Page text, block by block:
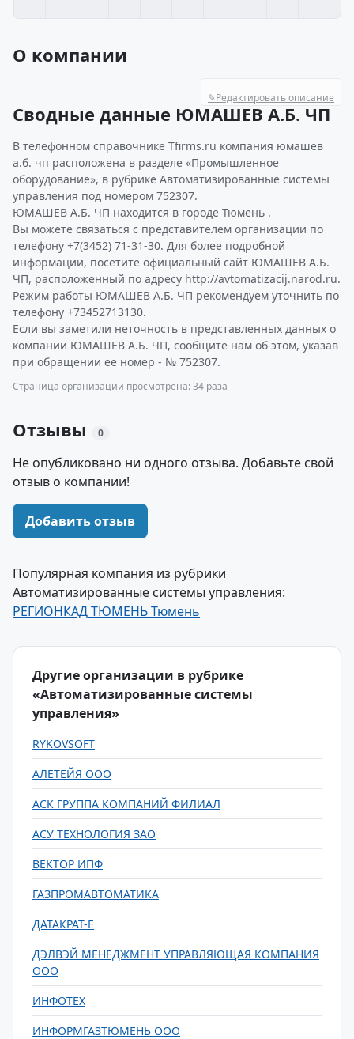
О компании
✎Редактировать описание
Сводные данные ЮМАШЕВ А.Б. ЧП
В телефонном справочнике Tfirms.ru компания юмашев
а.б. чп расположена в разделе «Промышленное
оборудование», в рубрике Автоматизированные системы
управления под номером 752307.
ЮМАШЕВ А.Б. ЧП находится в городе Тюмень .
Вы можете связаться с представителем организации по
телефону +7(3452) 71-31-30. Для более подробной
информации, посетите официальный сайт ЮМАШЕВ А.Б.
ЧП, расположенный по адресу http://avtomatizacij.narod.ru.
Режим работы ЮМАШЕВ А.Б. ЧП рекомендуем уточнить по
телефону +73452713130.
Если вы заметили неточность в представленных данных о
компании ЮМАШЕВ А.Б. ЧП, сообщите нам об этом, указав
при обращении ее номер - № 752307.
Страница организации просмотрена: 34 раза
Отзывы 0
Не опубликовано ни одного отзыва. Добавьте свой
отзыв о компании!
Добавить отзыв
Популярная компания из рубрики
Автоматизированные системы управления:
РЕГИОНКАД ТЮМЕНЬ Тюмень
Другие организации в рубрике
«Автоматизированные системы
управления»
RYKOVSOFT
АЛЕТЕЙЯ ООО
АСК ГРУППА КОМПАНИЙ ФИЛИАЛ
АСУ ТЕХНОЛОГИЯ ЗАО
ВЕКТОР ИПФ
ГАЗПРОМАВТОМАТИКА
ДАТАКРАТ-Е
ДЭЛВЭЙ МЕНЕДЖМЕНТ УПРАВЛЯЮЩАЯ КОМПАНИЯ
ООО
ИНФОТЕХ
ИНФОРМГАЗТЮМЕНЬ ООО